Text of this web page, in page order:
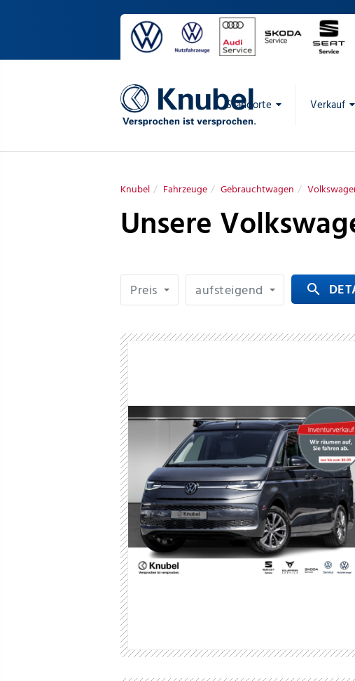
Standorte Verkauf
Knubel Fahrzeuge Gebrauchtwagen
Unsere
Preis aufsteigend search